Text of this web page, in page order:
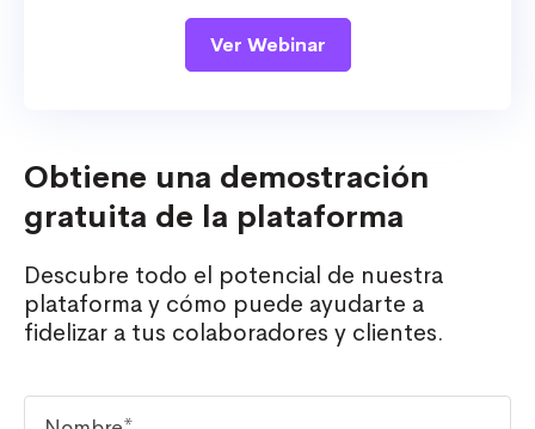
Ver Webinar
Obtiene una demostración
gratuita de la plataforma
Descubre todo el potencial de nuestra
plataforma y cómo puede ayudarte a
fidelizar a tus colaboradores y clientes.